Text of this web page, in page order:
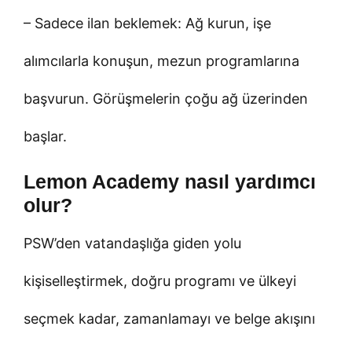
– Sadece ilan beklemek: Ağ kurun, işe
alımcılarla konuşun, mezun programlarına
başvurun. Görüşmelerin çoğu ağ üzerinden
başlar.
Lemon Academy nasıl yardımcı
olur?
PSW’den vatandaşlığa giden yolu
kişiselleştirmek, doğru programı ve ülkeyi
seçmek kadar, zamanlamayı ve belge akışını